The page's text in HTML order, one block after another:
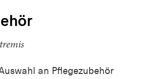
an Pflegezubehör